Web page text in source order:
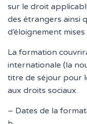
sur le droit
des étrangers ainsi
d’éloignement
La formation
internationale (la
titre de séjour pour
aux droits sociaux.
– Dates de la